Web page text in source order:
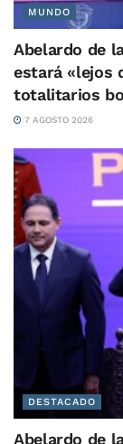
MUNDO
Abelardo de
estará «lejos
totalitarios
7 AGOSTO 2026
DESTACADO
Abelardo de